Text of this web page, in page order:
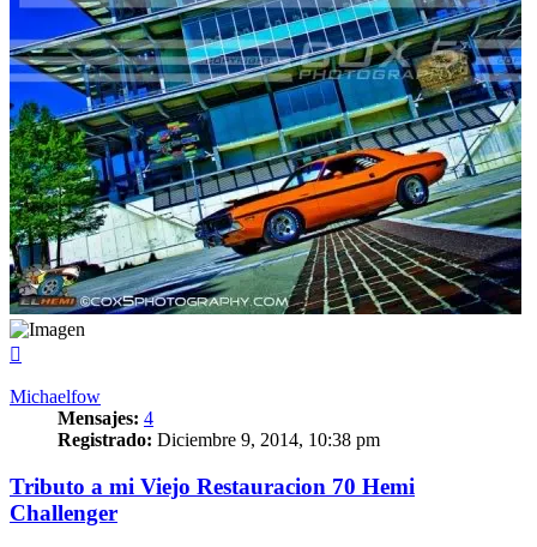
Michaelfow
Mensajes: 4
Registrado: Diciembre 9, 2014, 10:38 pm
Tributo a mi Viejo Restauracion 70 Hemi
Challenger